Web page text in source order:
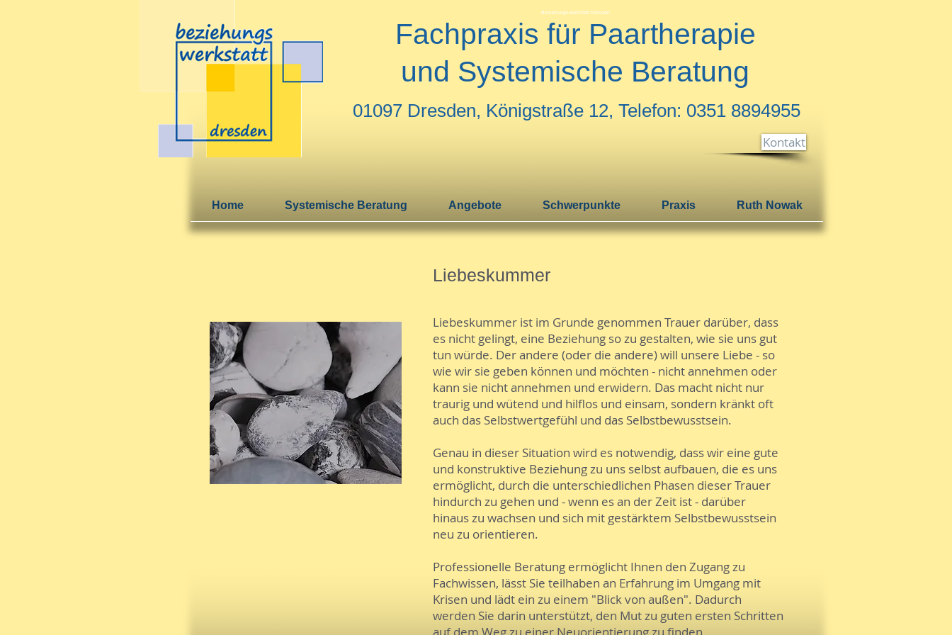
Beziehungswerkstatt Dresden
Fachpraxis für Paartherapie
und Systemische Beratung
01097 Dresden, Königstraße 12, Telefon: 0351 8894955
Kontakt
Home Systemische Beratung Angebote Schwerpunkte Praxis Ruth Nowak
Liebeskummer
Liebeskummer ist im Grunde genommen Trauer darüber, dass
es nicht gelingt, eine Beziehung so zu gestalten, wie sie uns gut
tun würde. Der andere (oder die andere) will unsere Liebe - so
wie wir sie geben können und möchten - nicht annehmen oder
kann sie nicht annehmen und erwidern. Das macht nicht nur
traurig und wütend und hilflos und einsam, sondern kränkt oft
auch das Selbstwertgefühl und das Selbstbewusstsein.
Genau in dieser Situation wird es notwendig, dass wir eine gute
und konstruktive Beziehung zu uns selbst aufbauen, die es uns
ermöglicht, durch die unterschiedlichen Phasen dieser Trauer
hindurch zu gehen und - wenn es an der Zeit ist - darüber
hinaus zu wachsen und sich mit gestärktem Selbstbewusstsein
neu zu orientieren.
Professionelle Beratung ermöglicht Ihnen den Zugang zu
Fachwissen, lässt Sie teilhaben an Erfahrung im Umgang mit
Krisen und lädt ein zu einem "Blick von außen". Dadurch
werden Sie darin unterstützt, den Mut zu guten ersten Schritten